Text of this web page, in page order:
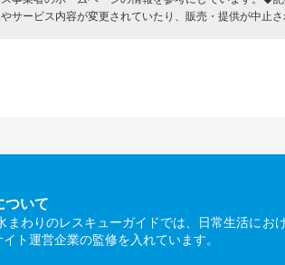
サービス内容が変更されていたり、販売・提供が中止さ
ついて
まわりのレスキューガイドでは、日常生活にお
ト運営企業の監修を入れています。